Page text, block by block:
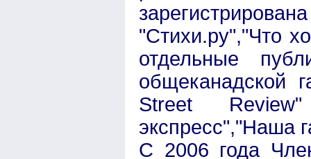
"Стихи.ру","Что
отдельные
общеканадской
Street Review"
экспресс","Наша
С 2006 года